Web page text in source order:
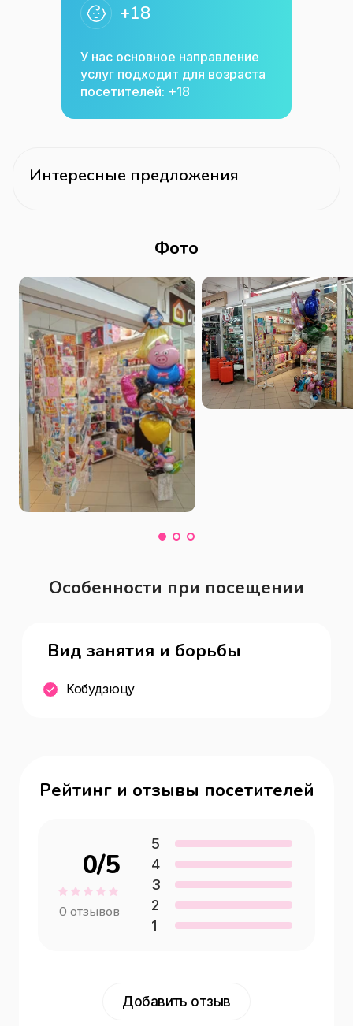
+18
У нас основное направление
услуг подходит для возраста
посетителей: +18
Интересные предложения
Фото
Особенности при посещении
Вид занятия и борьбы
Кобудзюцу
Рейтинг и отзывы посетителей
0/5
0 отзывов
5
4
3
2
1
Добавить отзыв